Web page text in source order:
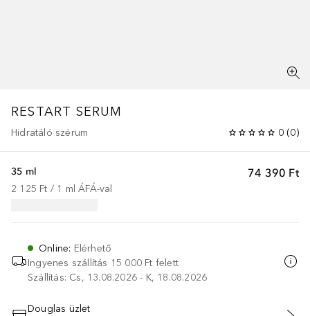
RESTART SERUM
Hidratáló szérum 0 (0)
74 390 Ft
35 ml
2 125 Ft / 1 ml ÁFÁ-val
Online: Elérhető
Ingyenes szállítás 15 000 Ft felett
Szállítás: Cs, 13.08.2026 - K, 18.08.2026
Douglas üzlet